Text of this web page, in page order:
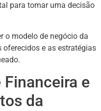
para tomar uma decisão
o modelo de negócio da
e as estratégias
Financeira e
da